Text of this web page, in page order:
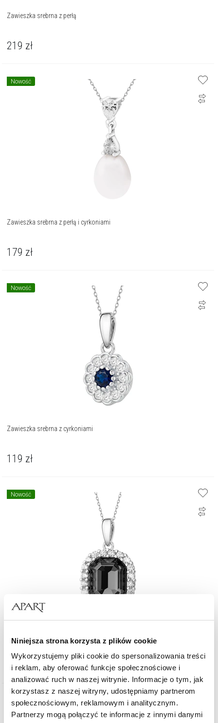
Niniejsza strona korzysta z plików cookie
Wykorzystujemy pliki cookie do spersonalizowania treści
i reklam, aby oferować funkcje społecznościowe i
analizować ruch w naszej witrynie. Informacje o tym, jak
korzystasz z naszej witryny, udostępniamy partnerom
społecznościowym, reklamowym i analitycznym.
Partnerzy mogą połączyć te informacje z innymi danymi
Zawieszka srebrna z perłą
219 zł
Nowość
Zawieszka srebrna z perłą i cyrkoniami
179 zł
Nowość
Zawieszka srebrna z cyrkoniami
119 zł
Nowość
149 zł
Nowość